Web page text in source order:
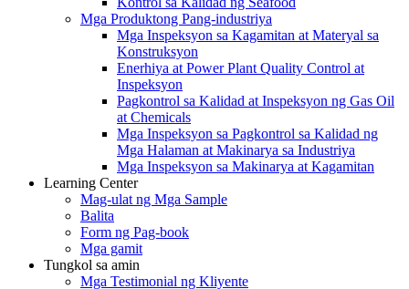
Mga Produktong Pang-industriya
Mga Inspeksyon sa Kagamitan at Materyal sa
Konstruksyon
Enerhiya at Power Plant Quality Control at
Inspeksyon
Pagkontrol sa Kalidad at Inspeksyon ng Gas Oil
at Chemicals
Mga Inspeksyon sa Pagkontrol sa Kalidad ng
Mga Halaman at Makinarya sa Industriya
Mga Inspeksyon sa Makinarya at Kagamitan
Learning Center
Mag-ulat ng Mga Sample
Balita
Form ng Pag-book
Mga gamit
Tungkol sa amin
Mga Testimonial ng Kliyente